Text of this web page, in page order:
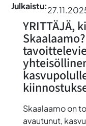
Julkaistu:
YRITTÄJÄ,
Skaalaamo on
avautunut,